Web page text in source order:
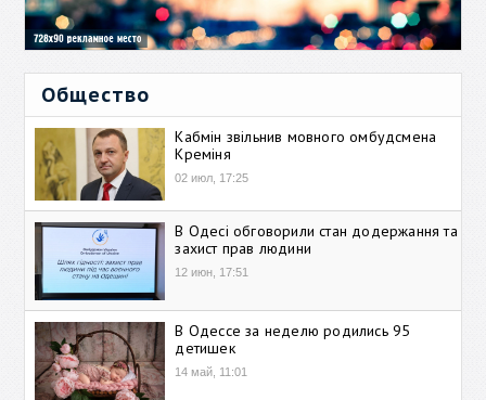
Общество
Кабмін звільнив мовного омбудсмена
Креміня
02 июл, 17:25
В Одесі обговорили стан додержання та
захист прав людини
12 июн, 17:51
В Одессе за неделю родились 95
детишек
14 май, 11:01